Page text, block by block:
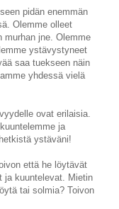
pidän enemmän
Olemme olleet
murhan jne. Olemme
ystävystyneet
saa tuekseen näin
yhdessä vielä
ovat erilaisia.
ja
ystäväni!
että he löytävät
ja kuuntelevat. Mietin
tai solmia? Toivon